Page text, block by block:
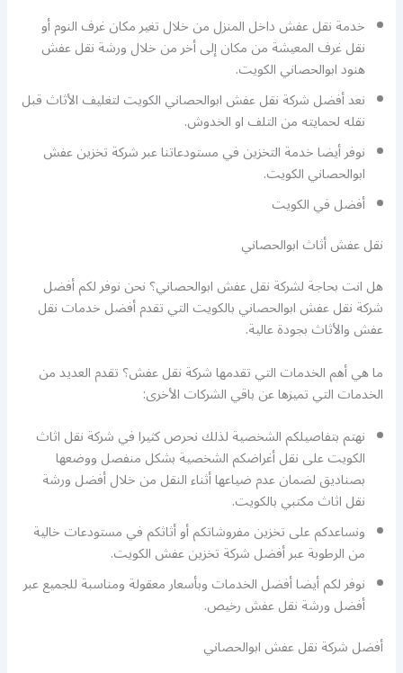
خدمة نقل عفش داخل المنزل من خلال تغير مكان غرف النوم أو
نقل غرف المعيشة من مكان إلى أخر من خلال ورشة نقل عفش
هنود ابوالحصاني الكويت.
نعد أفضل شركة نقل عفش ابوالحصاني الكويت لتغليف الأثاث قبل
نقله لحمايته من التلف او الخدوش.
نوفر أيضا خدمة التخزين في مستودعاتنا عبر شركة تخزين عفش
ابوالحصاني الكويت.
أفضلفي الكويت
نقل عفش أثاث ابوالحصاني
هل انت بحاجة لشركة نقل عفش ابوالحصاني؟ نحن نوفر لكم أفضل
شركة نقل عفش ابوالحصاني بالكويت التي تقدم أفضل خدمات نقل
عفش والأثاث بجودة عالية.
ما هي أهم الخدمات التي تقدمها شركة نقل عفش؟ تقدم العديد من
الخدمات التي تميزها عن باقي الشركات الأخرى:
نهتم بتفاصيلكم الشخصية لذلك نحرص كثيرا في شركة نقل اثاث
الكويت على نقل أغراضكم الشخصية بشكل منفصل ووضعها
بصناديق لضمان عدم ضياعها أثناء النقل من خلال أفضل ورشة
نقل اثاث مكتبي بالكويت.
ونساعدكم على تخزين مفروشاتكم أو أثاثكم في مستودعات خالية
من الرطوبة عبر أفضل شركة تخزين عفش الكويت.
نوفر لكم أيضا أفضل الخدمات وبأسعار معقولة ومناسبة للجميع عبر
أفضل ورشة نقل عفش رخيص.
أفضل شركة نقل عفش ابوالحصاني